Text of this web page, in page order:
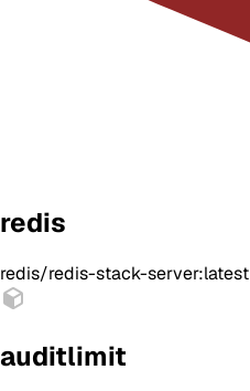
redis
redis/redis-stack-server:latest
auditlimit